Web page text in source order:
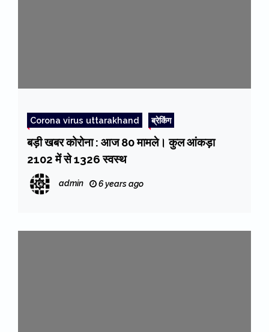
Corona virus uttarakhand ब्रेकिंग
बड़ी खबर कोरोना : आज 80 मामले। कुल आंकड़ा
2102 में से 1326 स्वस्थ
admin 6 years ago